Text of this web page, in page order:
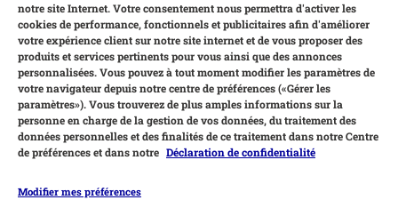
notre site Internet. Votre consentement nous permettra d'activer les
cookies de performance, fonctionnels et publicitaires afin d'améliorer
votre expérience client sur notre site internet et de vous proposer des
produits et services pertinents pour vous ainsi que des annonces
personnalisées. Vous pouvez à tout moment modifier les paramètres de
votre navigateur depuis notre centre de préférences («Gérer les
paramètres»). Vous trouverez de plus amples informations sur la
personne en charge de la gestion de vos données, du traitement des
données personnelles et des finalités de ce traitement dans notre Centre
de préférences et dans notre Déclaration de confidentialité
Modifier mes préférences